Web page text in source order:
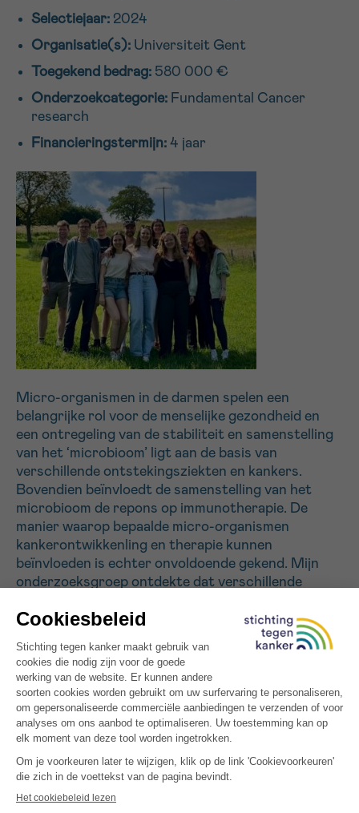
Selectiejaar: 2024
Organisatie(s): Universiteit Gent
Toegekend bedrag: 580 000 €
Onderzoekcategorie: Fundamental Cancer
research
Financieringstermijn: 4 jaar
Micro-organismen in de darmen spelen een
belangrijke rol voor de menselijke gezondheid en
een ontregeling van de stabiliteit en samenstelling
van het ‘microbioom’ ligt aan de basis van
verschillende ontstekingsziekten en kankers.
Bovendien beïnvloedt de samenstelling van het
microbioom de repons op immunotherapie. De
manier waarop bepaalde micro-organismen
kankerontwikkenling en therapie kunnen
beïnvloeden is echter onvoldoende gekend. Mijn
onderzoeksgroep ontdekte dat verschillende
kunnen verergeren. Door middel van unieke
muismodellen van darmkanker en weefselstalen van
patiënten, willen we beter begrijpen hoe deze
micro-organismen darmkanker beïnvloeden. We
gaan onderzoeken hoe bepaalde ‘slechte’ bacteriën
en schimmels in de tumor bijdragen aan de
agressiviteit van de kanker en anderzijds hoe
‘goede bacteriën’ de effectiviteit van
immunotherapie kunnen verbeteren. Ons
onderzoek is heel innovatief en richt zich op het
begrijpen van de complexe interacties tussen de
EMAIL
MIJN VRAAG
Ja, stuur mij de nieuwsbrief
Ik aanvaard de
gebruiksvoorwaarden
*VERPLICHT VELD
Sturen
16h-18h
Verder